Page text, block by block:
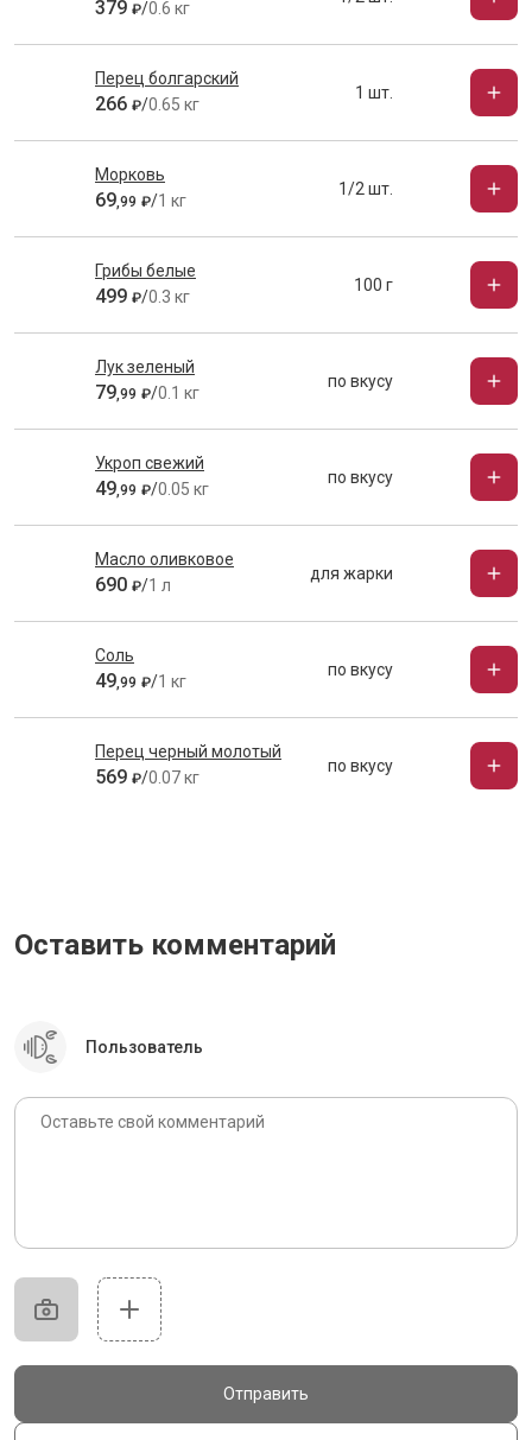
379 ₽/0.6 кг
Перец болгарский
266 ₽/0.65 кг
1 шт.
Морковь
69,99 ₽/1 кг
1/2 шт.
Грибы белые
499 ₽/0.3 кг
100 г
Лук зеленый
79,99 ₽/0.1 кг
по вкусу
Укроп свежий
49,99 ₽/0.05 кг
по вкусу
Масло оливковое
690 ₽/1 л
для жарки
Соль
49,99 ₽/1 кг
по вкусу
Перец черный молотый
569 ₽/0.07 кг
по вкусу
Оставить комментарий
Пользователь
Отправить